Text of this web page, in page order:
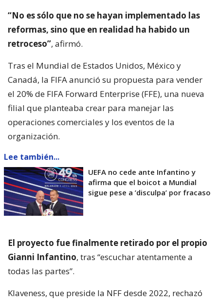
“No es sólo que no se hayan implementado las
reformas, sino que en realidad ha habido un
retroceso”, afirmó.
Tras el Mundial de Estados Unidos, México y
Canadá, la FIFA anunció su propuesta para vender
el 20% de FIFA Forward Enterprise (FFE), una nueva
filial que planteaba crear para manejar las
operaciones comerciales y los eventos de la
organización.
Lee también...
UEFA no cede ante Infantino y
afirma que el boicot a Mundial
sigue pese a ’disculpa’ por fracaso
El proyecto fue finalmente retirado por el propio
Gianni Infantino, tras “escuchar atentamente a
todas las partes”.
Klaveness, que preside la NFF desde 2022, rechazó